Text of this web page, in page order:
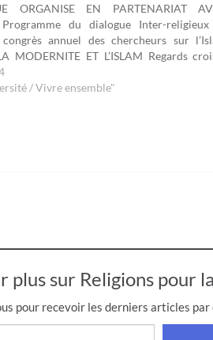
ORGANISE EN PARTENARIAT
Programme du dialogue Inter-religieux
annuel des chercheurs sur
MODERNITE ET L’ISLAM Regards
2004 De 9H à 19H A L’UNESCO Salle
75007 PARIS…
/ Vivre ensemble"
plus sur Religions pour
pour recevoir les derniers articles par
e-mail…